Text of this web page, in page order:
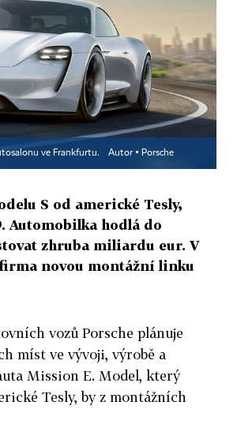
ve Frankfurtu. Autor ▪ Porsche
S od americké Tesly,
Automobilka hodlá do
zhruba miliardu eur. V
novou montážní linku
vozů Porsche plánuje
míst ve vývoji, výrobě a
Mission E. Model, který
Tesly, by z montážních